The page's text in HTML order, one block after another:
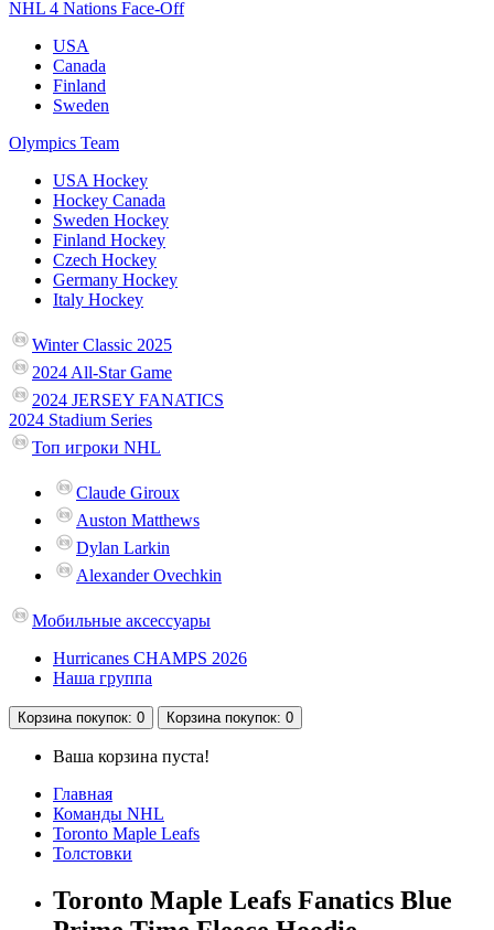
NHL 4 Nations Face-Off
USA
Canada
Finland
Sweden
Olympics Team
USA Hockey
Hockey Canada
Sweden Hockey
Finland Hockey
Czech Hockey
Germany Hockey
Italy Hockey
Winter Classic 2025
2024 All-Star Game
2024 JERSEY FANATICS
2024 Stadium Series
Топ игроки NHL
Claude Giroux
Auston Matthews
Dylan Larkin
Alexander Ovechkin
Мобильные аксессуары
Hurricanes CHAMPS 2026
Наша группа
Корзина покупок: 0 Корзина покупок: 0
Ваша корзина пуста!
Главная
Команды NHL
Toronto Maple Leafs
Толстовки
Toronto Maple Leafs Fanatics Blue